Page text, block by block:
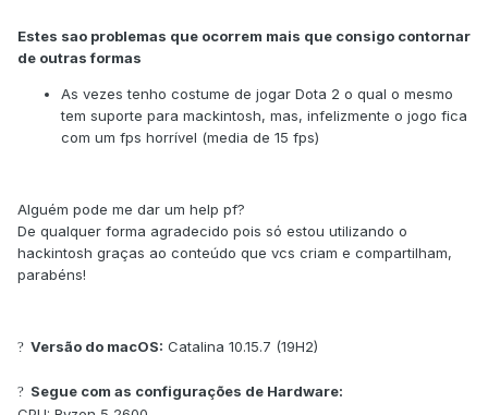
Estes sao problemas que ocorrem mais que consigo contornar
de outras formas
As vezes tenho costume de jogar Dota 2 o qual o mesmo
tem suporte para mackintosh, mas, infelizmente o jogo fica
com um fps horrível (media de 15 fps)
Alguém pode me dar um help pf?
De qualquer forma agradecido pois só estou utilizando o
hackintosh graças ao conteúdo que vcs criam e compartilham,
parabéns!
? Versão do macOS: Catalina 10.15.7 (19H2)
?️ Segue com as configurações de Hardware: